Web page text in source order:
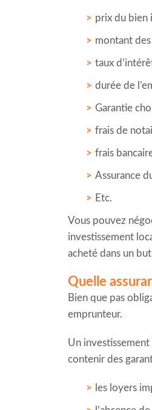
prix du bien
montant
taux
durée de
Garantie
frais de
frais
Assurance
Etc.
Vous pouvez
investissement
acheté dans un
Quelle
Bien que pas
emprunteur.
Un
contenir des
les loyers